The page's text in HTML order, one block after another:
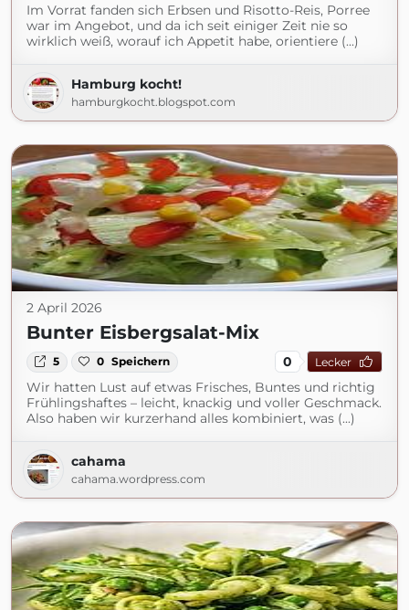
Im Vorrat fanden sich Erbsen und Risotto-Reis, Porree
war im Angebot, und da ich seit einiger Zeit nie so
wirklich weiß, worauf ich Appetit habe, orientiere (...)
Hamburg kocht!
hamburgkocht.blogspot.com
2 April 2026
Bunter Eisbergsalat-Mix
5 0 Speichern 0 Lecker
Wir hatten Lust auf etwas Frisches, Buntes und richtig
Frühlingshaftes – leicht, knackig und voller Geschmack.
Also haben wir kurzerhand alles kombiniert, was (...)
cahama
cahama.wordpress.com